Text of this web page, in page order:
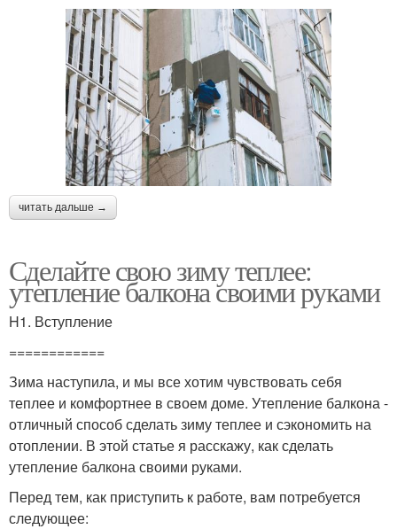
читать дальше →
Сделайте свою зиму теплее:
утепление балкона своими руками
H1. Вступление
============
Зима наступила, и мы все хотим чувствовать себя
теплее и комфортнее в своем доме. Утепление балкона -
отличный способ сделать зиму теплее и сэкономить на
отоплении. В этой статье я расскажу, как сделать
утепление балкона своими руками.
Перед тем, как приступить к работе, вам потребуется
следующее: